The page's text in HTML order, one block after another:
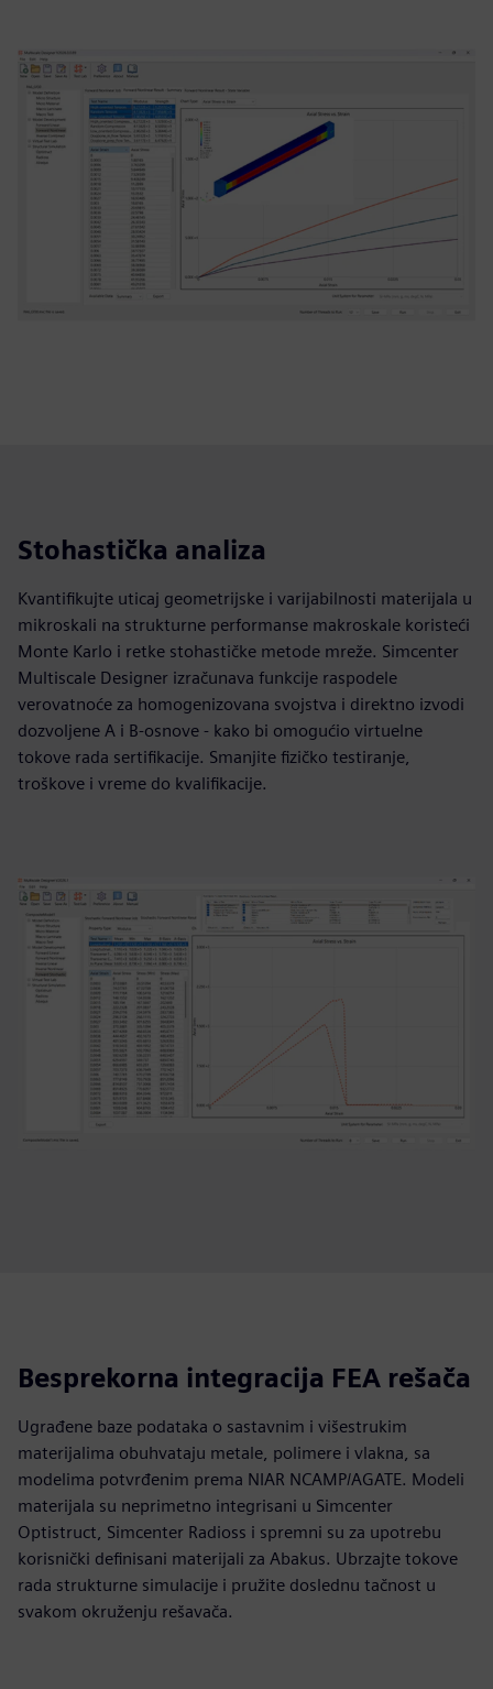
Stohastička analiza
Kvantifikujte uticaj geometrijske i varijabilnosti materijala u
mikroskali na strukturne performanse makroskale koristeći
Monte Karlo i retke stohastičke metode mreže. Simcenter
Multiscale Designer izračunava funkcije raspodele
verovatnoće za homogenizovana svojstva i direktno izvodi
dozvoljene A i B-osnove - kako bi omogućio virtuelne
tokove rada sertifikacije. Smanjite fizičko testiranje,
troškove i vreme do kvalifikacije.
Besprekorna integracija FEA rešača
Ugrađene baze podataka o sastavnim i višestrukim
materijalima obuhvataju metale, polimere i vlakna, sa
modelima potvrđenim prema NIAR NCAMP/AGATE. Modeli
materijala su neprimetno integrisani u Simcenter
Optistruct, Simcenter Radioss i spremni su za upotrebu
korisnički definisani materijali za Abakus. Ubrzajte tokove
rada strukturne simulacije i pružite doslednu tačnost u
svakom okruženju rešavača.